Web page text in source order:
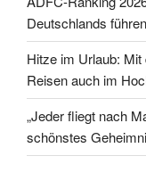
Deutschlands
Hitze im Urlaub: Mit
Reisen auch im
„Jeder fliegt nach
schönstes